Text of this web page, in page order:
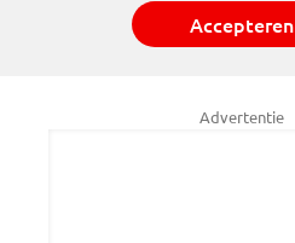
Accepteren
Advertentie